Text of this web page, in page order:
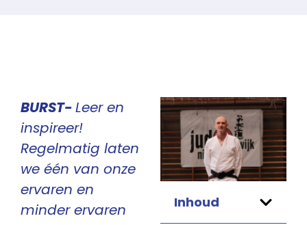
BURST-Leer en
inspireer!
Regelmatig laten
we één van onze
ervaren en
minder ervaren
Inhoud